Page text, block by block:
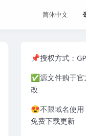
📌授权方式：
✅源文件购于
改
😍不限域名
免费下载更新